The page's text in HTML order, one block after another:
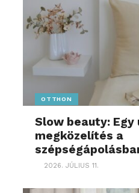
OTTHON
Slow beauty: Egy
megközelítés a
2026. JÚLIUS 11.